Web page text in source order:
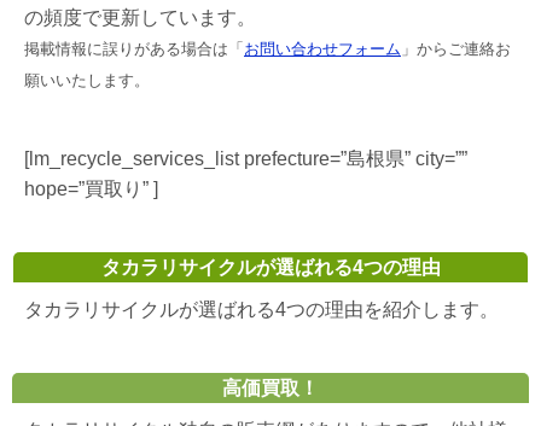
の頻度で更新しています。
掲載情報に誤りがある場合は「 お問い合わせフォーム 」からご連絡お
願いいたします。
[lm_recycle_services_list prefecture=”島根県” city=””
hope=”買取り” ]
タカラリサイクルが選ばれる4つの理由
タカラリサイクルが選ばれる4つの理由を紹介します。
高価買取！